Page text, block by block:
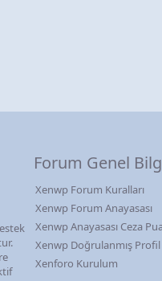
Forum Genel
Xenwp Forum Kuralları
Xenwp Forum Anayasası
Xenwp Anayasası Ceza
Xenwp Doğrulanmış
Xenforo Kurulum